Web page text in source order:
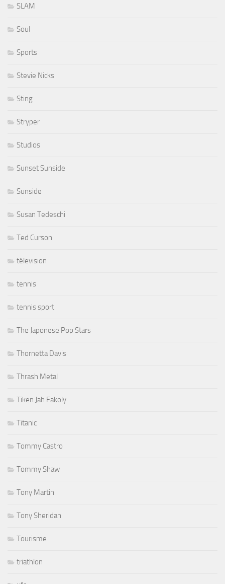
SLAM
Soul
Sports
Stevie Nicks
Sting
Stryper
Studios
Sunset Sunside
Sunside
Susan Tedeschi
Ted Curson
télevision
tennis
tennis sport
The Japonese Pop Stars
Thornetta Davis
Thrash Metal
Tiken Jah Fakoly
Titanic
Tommy Castro
Tommy Shaw
Tony Martin
Tony Sheridan
Tourisme
triathlon